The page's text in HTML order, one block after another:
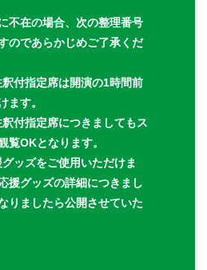
不在の場合、次の整理番号
のであらかじめご了承くだ
付指定席は開演の1時間前
ます。
付指定席につきましてもス
覧OKとなります。
ッズをご使用いただけま
援グッズの詳細につきまし
りましたら公開させていた